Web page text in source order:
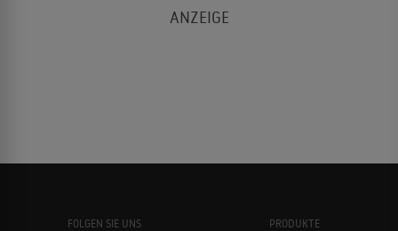
FOLGEN SIE UNS
PRODUKTE